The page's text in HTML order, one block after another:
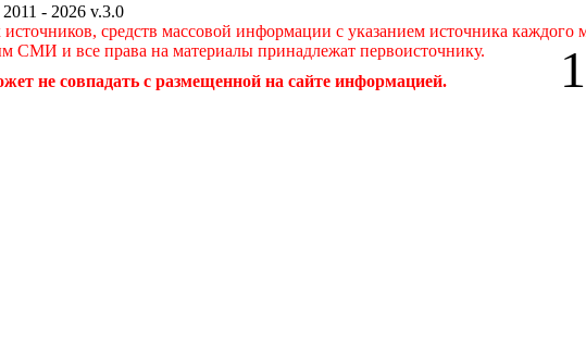
- 2026 v.3.0
средств массовой информации с указанием источника каждого
СМИ и все права на материалы принадлежат первоисточнику.
не совпадать с размещенной на сайте информацией.